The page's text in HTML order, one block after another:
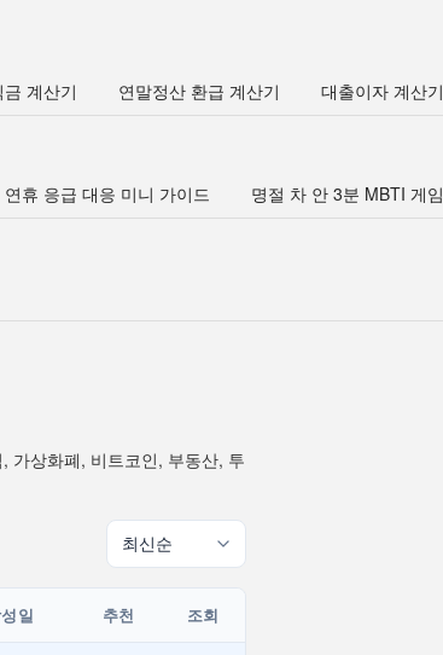
금 계산기 연말정산 환급 계산기 대출이자 계산기
연휴 응급 대응 미니 가이드 명절 차 안 3분 MBTI 게임
가상화폐, 비트코인, 부동산, 투
일 추천 조회